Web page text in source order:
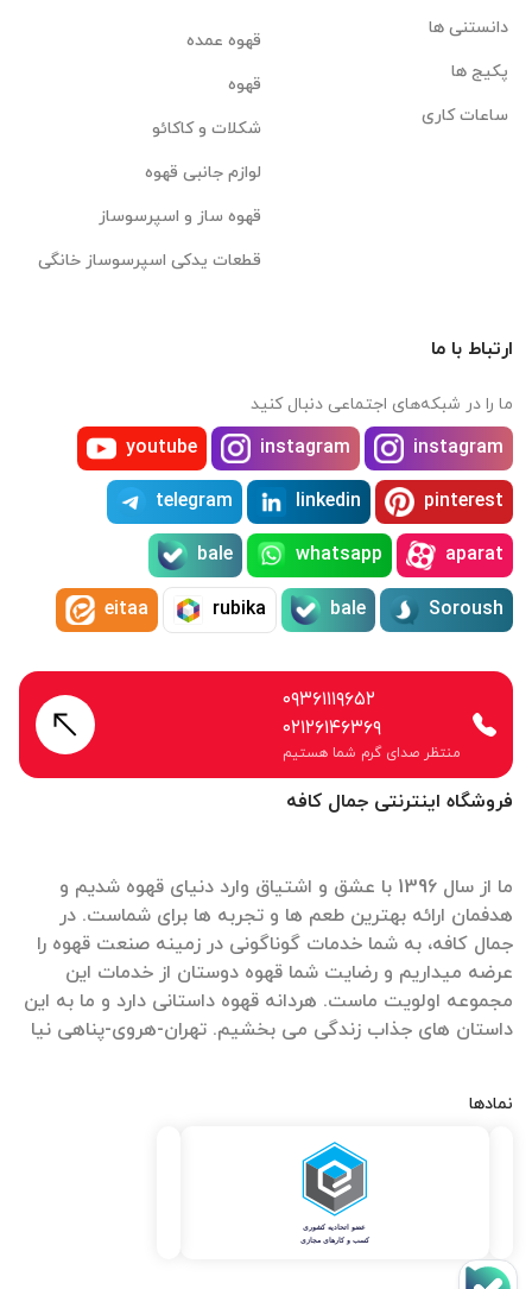
فروشگاه اینترنتی جمال کافه
ما از سال 1396 با عشق و اشتیاق وارد دنیای قهوه شدیم و
هدفمان ارائه بهترین طعم ها و تجربه ها برای شماست. در
جمال کافه، به شما خدمات گوناگونی در زمینه صنعت قهوه را
عرضه میداریم و رضایت شما قهوه دوستان از خدمات این
مجموعه اولویت ماست. هردانه قهوه داستانی دارد و ما به این
داستان های جذاب زندگی می بخشیم. تهران-هروی-پناهی نیا
نمادها
دانستنی ها
پکیج ها
ساعات کاری
قهوه عمده
قهوه
شکلات و کاکائو
لوازم جانبی قهوه
قهوه ساز و اسپرسوساز
قطعات یدکی اسپرسوساز خانگی
ارتباط با ما
ما را در شبکه‌های اجتماعی دنبال کنید
instagram
instagram
youtube
pinterest
linkedin
telegram
aparat
whatsapp
bale
Soroush
bale
rubika
eitaa
۰۹۳۶۱۱۱۹۶۵۲
۰۲۱۲۶۱۴۶۳۶۹
منتظر صدای گرم شما هستیم